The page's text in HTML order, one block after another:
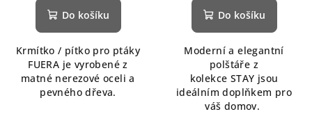
Do košíku
Krmítko / pítko pro ptáky
FUERA je vyrobené z
matné nerezové oceli a
pevného dřeva.
Do košíku
Moderní a elegantní
polštáře z
kolekce STAY jsou
ideálním doplňkem pro
váš domov.